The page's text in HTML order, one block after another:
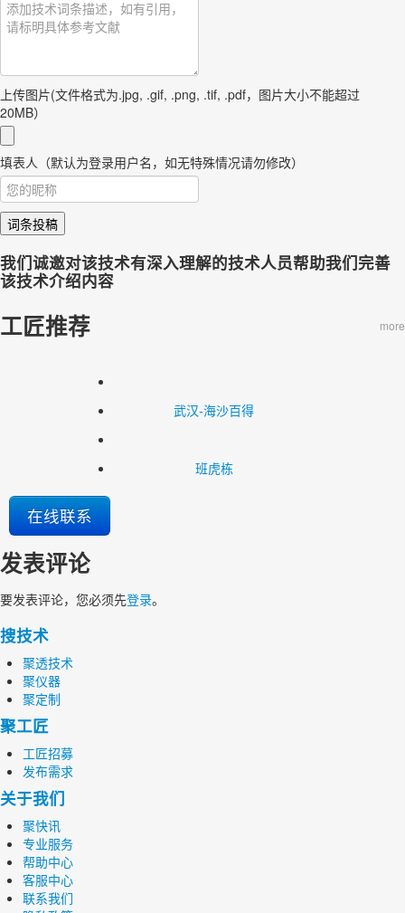
上传图片(文件格式为.jpg, .gif, .png, .tif, .pdf，图片大小不能超过
20MB）
填表人（默认为登录用户名，如无特殊情况请勿修改）
词条投稿
我们诚邀对该技术有深入理解的技术人员帮助我们完善
该技术介绍内容
工匠推荐 more
武汉-海沙百得
班虎栋
在线联系
发表评论
要发表评论，您必须先登录。
搜技术
聚透技术
聚仪器
聚定制
聚工匠
工匠招募
发布需求
关于我们
聚快讯
专业服务
帮助中心
客服中心
联系我们